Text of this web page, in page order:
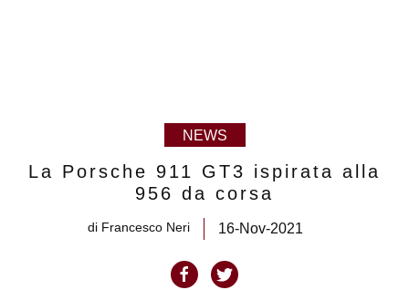
NEWS
La Porsche 911 GT3 ispirata alla
956 da corsa
di Francesco Neri 16-Nov-2021